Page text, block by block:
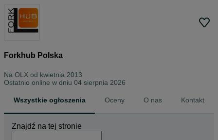
Forkhub Polska
Na OLX od kwietnia 2013
Ostatnio online w dniu 04 sierpnia 2026
Wszystkie ogłoszenia Oceny O nas Kontakt
Znajdź na tej stronie